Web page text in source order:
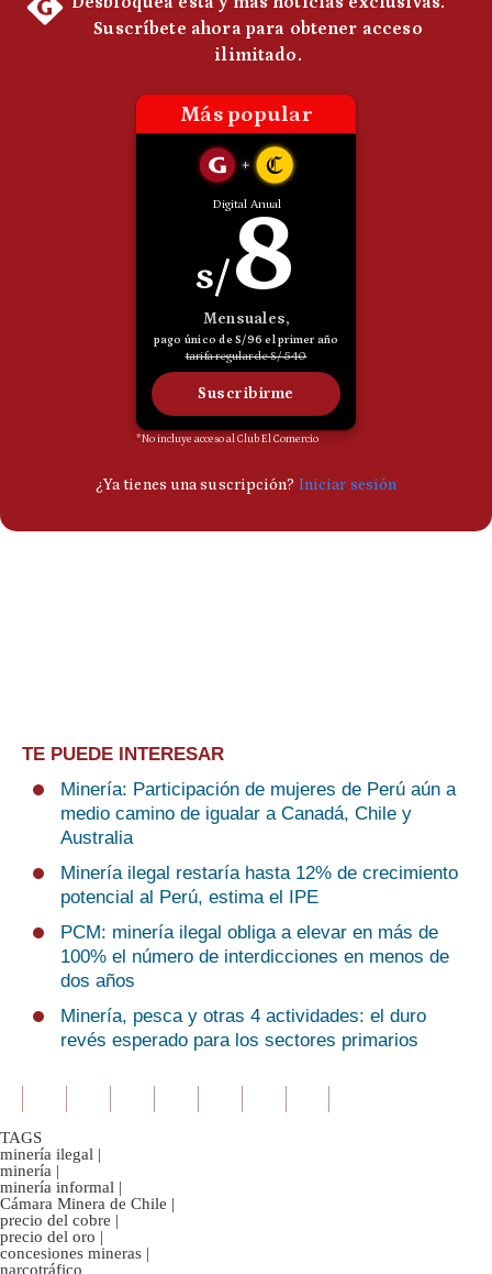
TE PUEDE INTERESAR
Minería: Participación de mujeres de Perú aún a
medio camino de igualar a Canadá, Chile y
Australia
Minería ilegal restaría hasta 12% de crecimiento
potencial al Perú, estima el IPE
PCM: minería ilegal obliga a elevar en más de
100% el número de interdicciones en menos de
dos años
Minería, pesca y otras 4 actividades: el duro
revés esperado para los sectores primarios
TAGS
minería ilegal |
minería |
minería informal |
Cámara Minera de Chile |
precio del cobre |
precio del oro |
concesiones mineras |
narcotráfico